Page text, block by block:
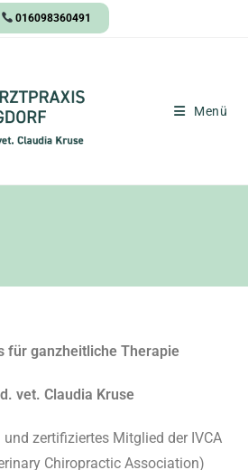
016098360491
Menü
für ganzheitliche Therapie
vet. Claudia Kruse
zertifiziertes Mitglied der IVCA
Chiropractic Association)